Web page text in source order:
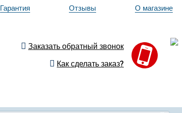
Гарантия Отзывы О магазине
Заказать обратный звонок
Как сделать заказ?